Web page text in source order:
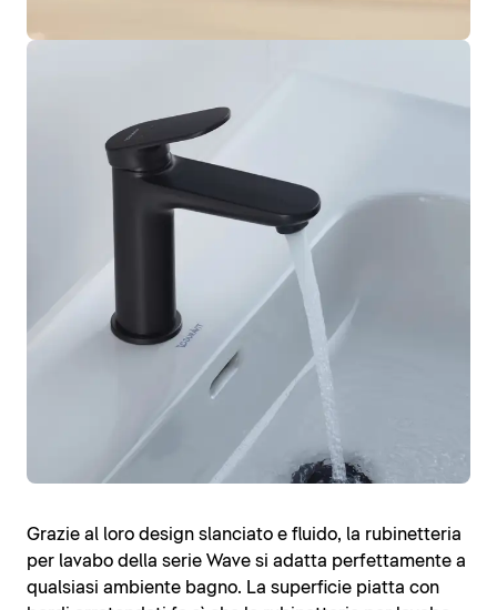
Grazie al loro design slanciato e fluido, la rubinetteria
per lavabo della serie Wave si adatta perfettamente a
qualsiasi ambiente bagno. La superficie piatta con